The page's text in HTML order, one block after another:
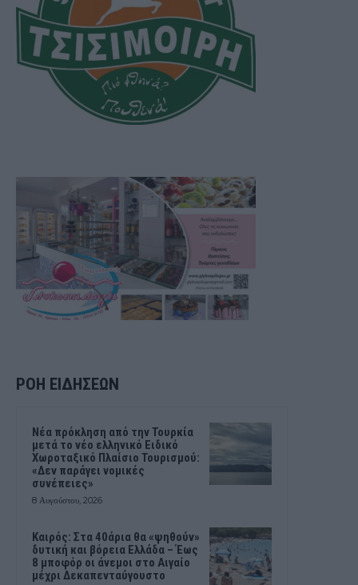
ΡΟΗ ΕΙΔΗΣΕΩΝ
Νέα πρόκληση από την Τουρκία
μετά το νέο ελληνικό Ειδικό
Χωροταξικό Πλαίσιο Τουρισμού:
«Δεν παράγει νομικές
συνέπειες»
8 Αυγούστου, 2026
Καιρός: Στα 40άρια θα «ψηθούν»
δυτική και βόρεια Ελλάδα – Έως
8 μποφόρ οι άνεμοι στο Αιγαίο
μέχρι Δεκαπενταύγουστο